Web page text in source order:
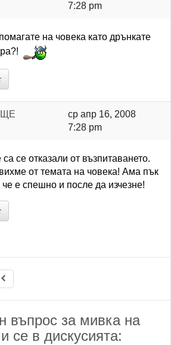
7:28 pm
на човека като дрънкате
ср апр 16, 2008
7:28 pm
се отказали от възпитаването.
от темата на човека! Ама пък
е спешно и после да изчезне!
въпрос за мивка на
се в дискусията: